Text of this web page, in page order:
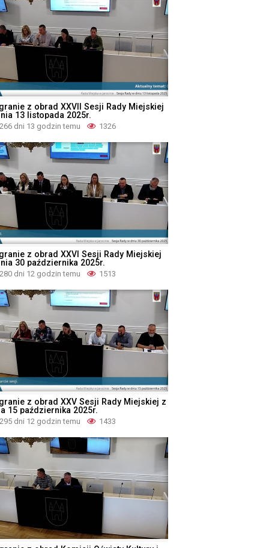
z obrad XXVII Sesji Rady Miejskiej
13 listopada 2025r.
266 dni 13 godzin temu 1326
z obrad XXVI Sesji Rady Miejskiej
30 października 2025r.
280 dni 12 godzin temu 1513
z obrad XXV Sesji Rady Miejskiej z
15 października 2025r.
295 dni 12 godzin temu 1433